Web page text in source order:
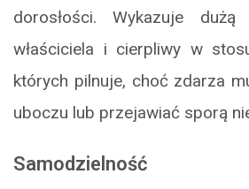
dorosłości. Wykazuje
właściciela i cierpliwy w
których pilnuje, choć zdarza
uboczu lub przejawiać sporą
Samodzielność